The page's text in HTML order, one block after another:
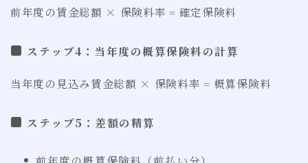
前年度の賃金総額 × 保険料率 = 確定保険料
ステップ4：当年度の概算保険料の計算
当年度の見込み賃金総額 × 保険料率 = 概算保険料
ステップ5：差額の精算